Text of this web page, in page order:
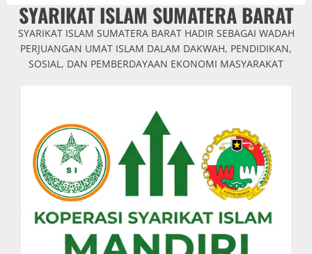
SYARIKAT ISLAM SUMATERA BARAT
SYARIKAT ISLAM SUMATERA BARAT HADIR SEBAGAI WADAH
PERJUANGAN UMAT ISLAM DALAM DAKWAH, PENDIDIKAN,
SOSIAL, DAN PEMBERDAYAAN EKONOMI MASYARAKAT